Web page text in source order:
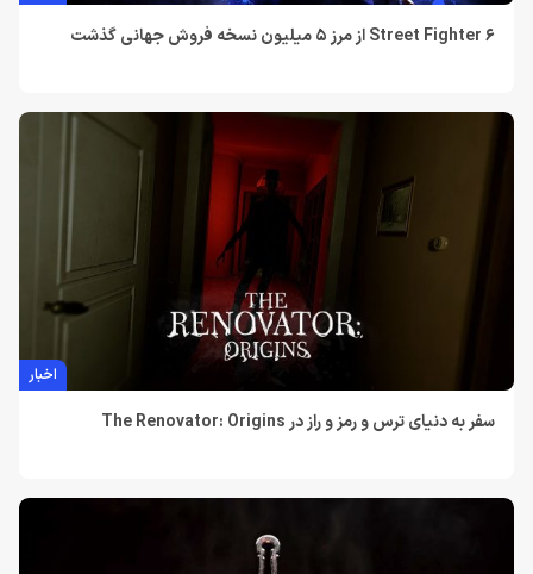
Street Fighter 6 از مرز 5 میلیون نسخه فروش جهانی گذشت
اخبار
سفر به دنیای ترس و رمز و راز در The Renovator: Origins